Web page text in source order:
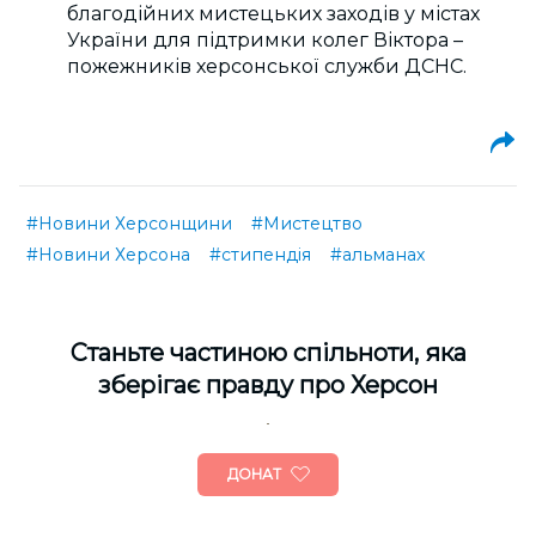
благодійних мистецьких заходів у містах
України для підтримки колег Віктора –
пожежників херсонської служби ДСНС.
#Новини Херсонщини
#Мистецтво
#Новини Херсона
#стипендія #альманах
Cтаньте частиною спільноти, яка
зберігає правду про Херсон
ДОНАТ